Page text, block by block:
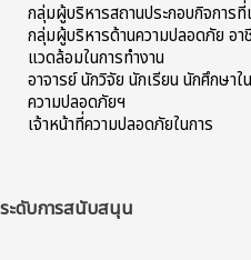
กลุ่มผู้บริหารสถานประกอบกิจการที่
กลุ่มผู้บริหารด้านความปลอดภัย อา
แวดล้อมในการทำงาน
อาจารย์ นักวิจัย นักเรียน นักศึกษาใ
ความปลอดภัยฯ
เจ้าหน้าที่ความปลอดภัยในการ
ระดับการสนับสนุน